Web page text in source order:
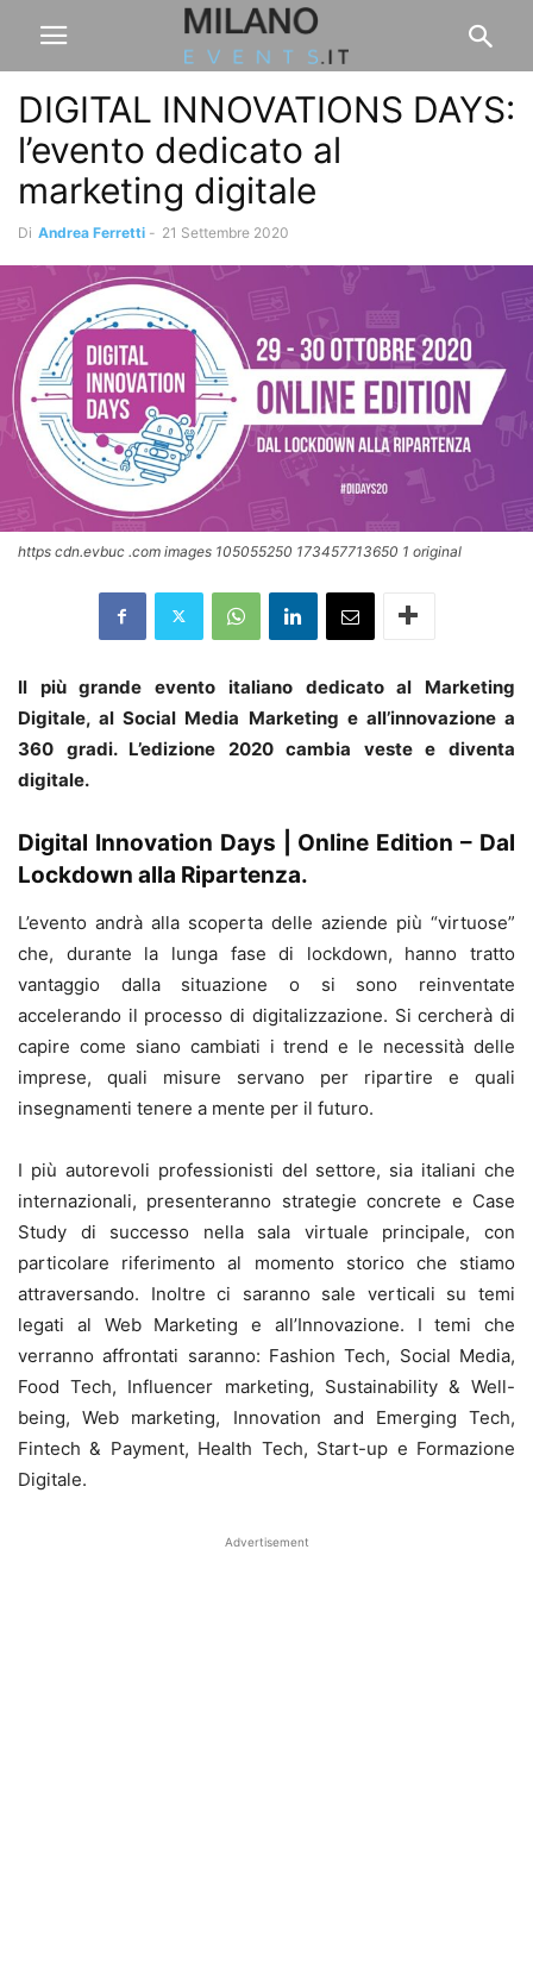
DIGITAL INNOVATIONS DAYS:
l’evento dedicato al
marketing digitale
Di Andrea Ferretti - 21 Settembre 2020
https cdn.evbuc .com images 105055250 173457713650 1 original
Il più grande evento italiano dedicato al Marketing
Digitale, al Social Media Marketing e all’innovazione a
360 gradi. L’edizione 2020 cambia veste e diventa
digitale.
Digital Innovation Days | Online Edition – Dal
Lockdown alla Ripartenza.
L’evento andrà alla scoperta delle aziende più “virtuose”
che, durante la lunga fase di lockdown, hanno tratto
vantaggio dalla situazione o si sono reinventate
accelerando il processo di digitalizzazione. Si cercherà di
capire come siano cambiati i trend e le necessità delle
imprese, quali misure servano per ripartire e quali
insegnamenti tenere a mente per il futuro.
I più autorevoli professionisti del settore, sia italiani che
internazionali, presenteranno strategie concrete e Case
Study di successo nella sala virtuale principale, con
particolare riferimento al momento storico che stiamo
attraversando. Inoltre ci saranno sale verticali su temi
legati al Web Marketing e all’Innovazione. I temi che
verranno affrontati saranno: Fashion Tech, Social Media,
Food Tech, Influencer marketing, Sustainability & Well-
being, Web marketing, Innovation and Emerging Tech,
Fintech & Payment, Health Tech, Start-up e Formazione
Digitale.
Advertisement